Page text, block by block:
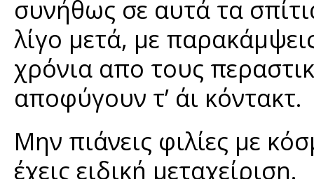
συνήθως σε αυτά τα
λίγο μετά, με
χρόνια απο τους
αποφύγουν τ’ άι κόντακτ.
Μην πιάνεις φιλίες με
έχεις ειδική μεταχείριση.